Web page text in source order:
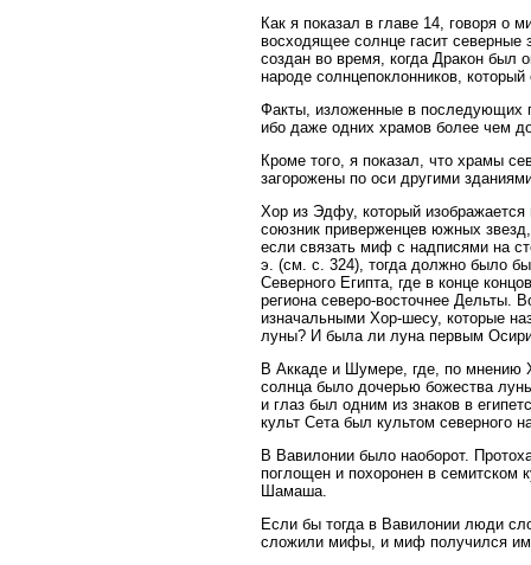
Как я показал в главе 14, говоря о
восходящее солнце гасит северные
создан во время, когда Дракон был
народе солнцепоклонников,
Факты, изложенные в последующих
ибо даже одних храмов более чем
Кроме того, я показал, что храмы
загорожены по оси другими
Хор из Эдфу, который
союзник приверженцев южных
если связать миф с надписями на
э. (см. с. 324), тогда должно было
Северного Египта, где в конце
региона северо-восточнее
изначальными Хор-шесу, которые
луны? И была ли луна первым
В Аккаде и Шумере, где, по мнению
солнца было дочерью божества
и глаз был одним из знаков в
культ Сета был культом северного
В Вавилонии было наоборот.
поглощен и похоронен в семитском
Шамаша.
Если бы тогда в Вавилонии люди
сложили мифы, и миф получился